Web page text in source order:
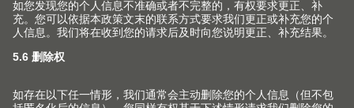
产品
Blum 百隆产品世界